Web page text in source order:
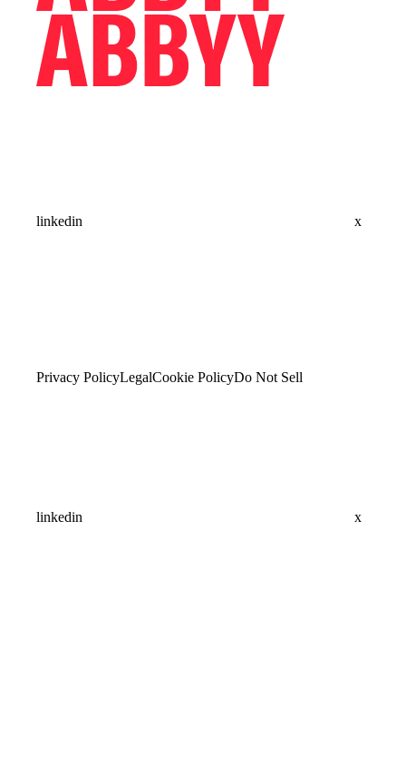
linkedin x
Privacy PolicyLegalCookie PolicyDo Not Sell
linkedin x